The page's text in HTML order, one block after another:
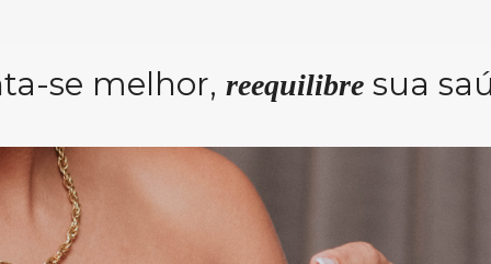
se melhor, reequilibre sua